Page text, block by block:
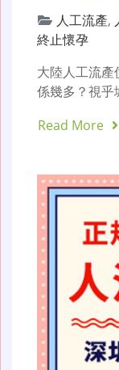
人工流產,
終止懷孕
大陸人工流
係幾多？視
Read More